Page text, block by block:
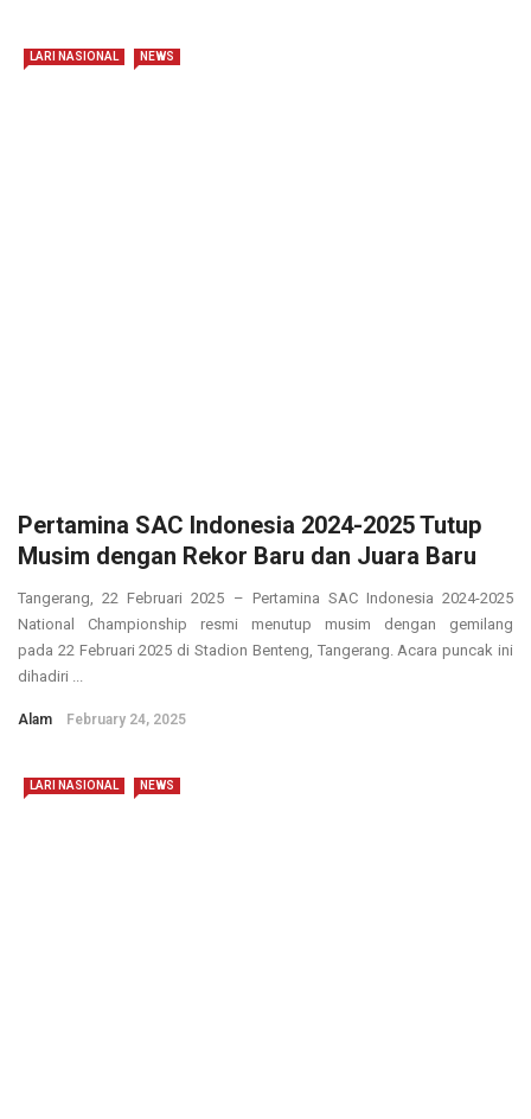
LARI NASIONAL NEWS
Pertamina SAC Indonesia 2024-2025 Tutup
Musim dengan Rekor Baru dan Juara Baru
Tangerang, 22 Februari 2025 – Pertamina SAC Indonesia 2024-2025
National Championship resmi menutup musim dengan gemilang
pada 22 Februari 2025 di Stadion Benteng, Tangerang. Acara puncak ini
dihadiri ...
Alam February 24, 2025
LARI NASIONAL NEWS